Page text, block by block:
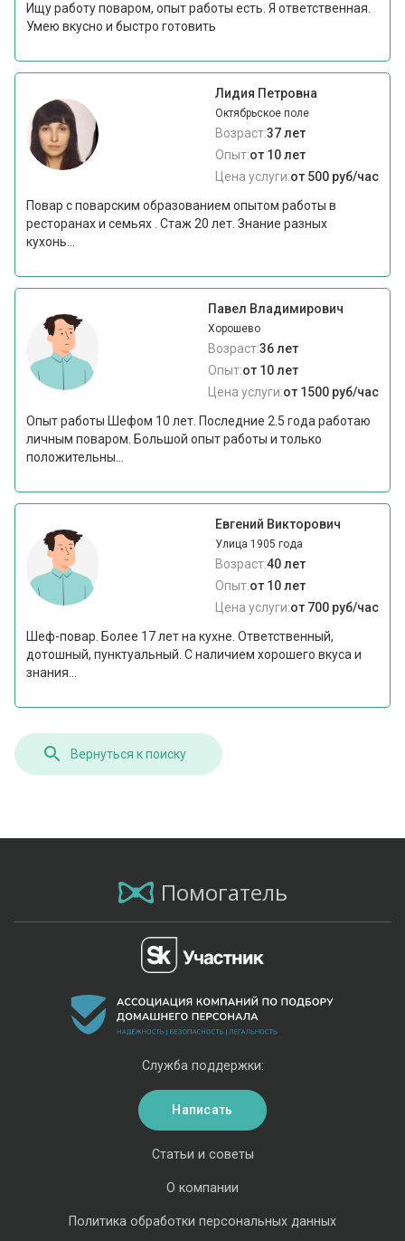
Ищу работу поваром, опыт работы есть. Я ответственная.
Умею вкусно и быстро готовить
Лидия Петровна
Октябрьское поле
Возраст:37 лет
Опыт:от 10 лет
Цена услуги:от 500 руб/час
Повар с поварским образованием опытом работы в
ресторанах и семьях . Стаж 20 лет. Знание разных
кухонь...
Павел Владимирович
Хорошево
Возраст:36 лет
Опыт:от 10 лет
Цена услуги:от 1500 руб/час
Опыт работы Шефом 10 лет. Последние 2.5 года работаю
личным поваром. Большой опыт работы и только
положительны...
Евгений Викторович
Улица 1905 года
Возраст:40 лет
Опыт:от 10 лет
Цена услуги:от 700 руб/час
Шеф-повар. Более 17 лет на кухне. Ответственный,
дотошный, пунктуальный. С наличием хорошего вкуса и
знания...
Вернуться к поиску
Помогатель
Статьи и советы
О компании
Политика обработки персональных данных
Служба поддержки:
Написать